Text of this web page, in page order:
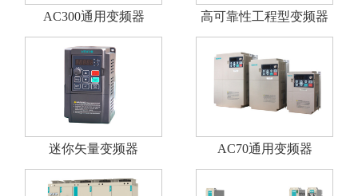
AC300通用变频器 高可靠性工程型变频器
迷你矢量变频器 AC70通用变频器